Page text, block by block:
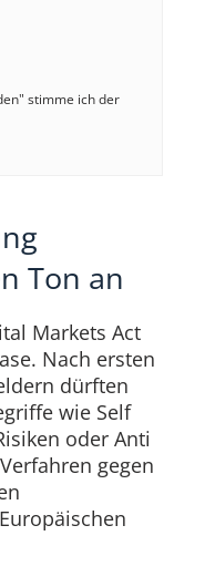
stimme ich der
Ton an
Markets Act
Nach ersten
dürften
wie Self
oder Anti
gegen